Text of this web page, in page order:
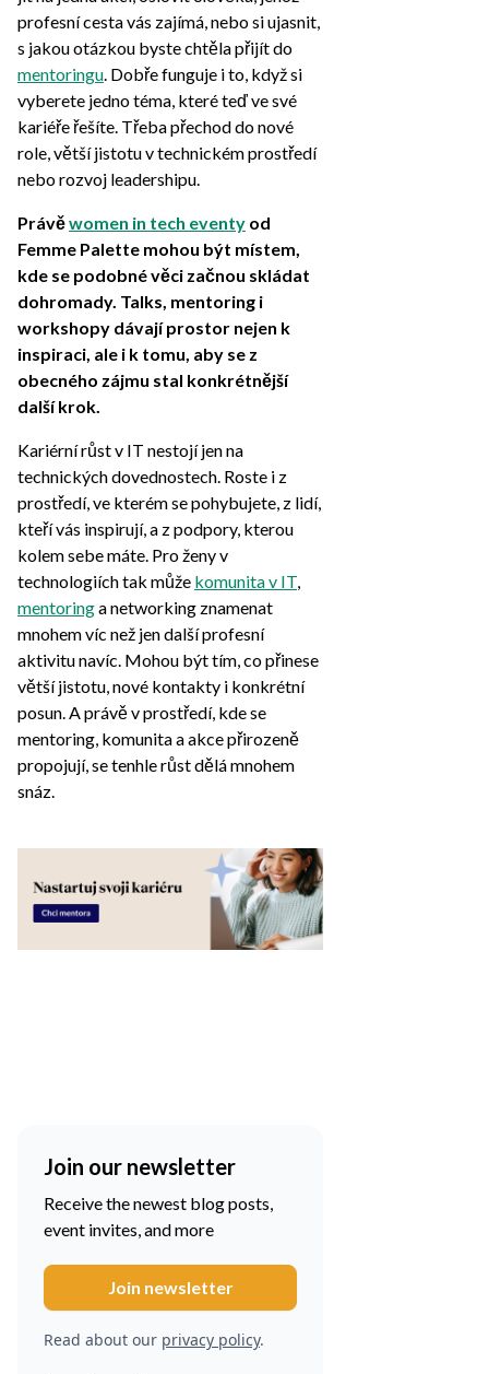
profesní cesta vás zajímá, nebo si ujasnit,
s jakou otázkou byste chtěla přijít do
mentoringu. Dobře funguje i to, když si
vyberete jedno téma, které teď ve své
kariéře řešíte. Třeba přechod do nové
role, větší jistotu v technickém prostředí
nebo rozvoj leadershipu.
Právěwomen in tech eventy od
Femme Palette mohou být místem,
kde se podobné věci začnou skládat
dohromady. Talks, mentoring i
workshopy dávají prostor nejen k
inspiraci, ale i k tomu, aby se z
obecného zájmu stal konkrétnější
další krok.
Kariérní růst v IT nestojí jen na
technických dovednostech. Roste i z
prostředí, ve kterém se pohybujete, z lidí,
kteří vás inspirují, a z podpory, kterou
kolem sebe máte. Pro ženy v
technologiích tak může komunita v IT,
mentoringa networking znamenat
mnohem víc než jen další profesní
aktivitu navíc. Mohou být tím, co přinese
větší jistotu, nové kontakty i konkrétní
posun. A právě v prostředí, kde se
mentoring, komunita a akce přirozeně
propojují, se tenhle růst dělá mnohem
snáz.
Join our newsletter
Receive the newest blog posts,
event invites, and more
Read about our privacy policy.